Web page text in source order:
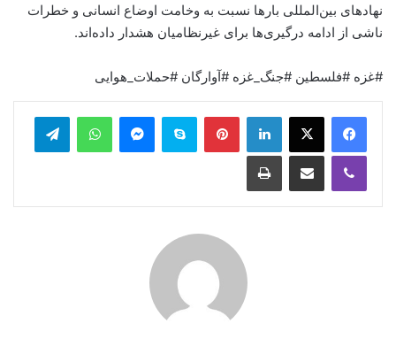
نهادهای بین‌المللی بارها نسبت به وخامت اوضاع انسانی و خطرات
ناشی از ادامه درگیری‌ها برای غیرنظامیان هشدار داده‌اند.
#غزه #فلسطین #جنگ_غزه #آوارگان #حملات_هوایی
LinkedIn
Pinterest
Skype
Messenger
WhatsApp
Viber
Share via Email
Print